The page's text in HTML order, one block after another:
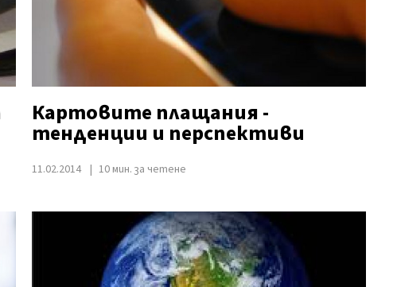
Картовите плащания -
тенденции и перспективи
11.02.2014 10 мин. за четене